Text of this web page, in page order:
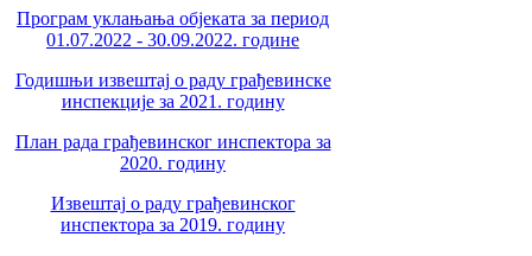
Програм уклањања објеката за период
01.07.2022 - 30.09.2022. године
Годишњи извештај о раду грађевинске
инспекције за 2021. годину
План рада грађевинског инспектора за
2020. годину
Извештај о раду грађевинског
инспектора за 2019. годину